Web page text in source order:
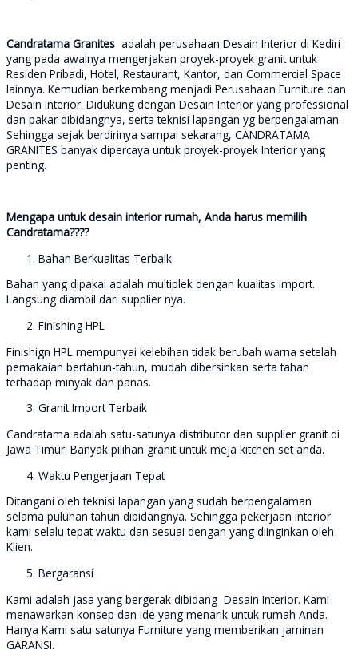
Candratama Granites adalah perusahaan Desain Interior di Kediri
yang pada awalnya mengerjakan proyek-proyek granit untuk
Residen Pribadi, Hotel, Restaurant, Kantor, dan Commercial Space
lainnya. Kemudian berkembang menjadi Perusahaan Furniture dan
Desain Interior. Didukung dengan Desain Interior yang professional
dan pakar dibidangnya, serta teknisi lapangan yg berpengalaman.
Sehingga sejak berdirinya sampai sekarang, CANDRATAMA
GRANITES banyak dipercaya untuk proyek-proyek Interior yang
penting.
Mengapa untuk desain interior rumah, Anda harus memilih
Candratama????
Bahan Berkualitas Terbaik
Bahan yang dipakai adalah multiplek dengan kualitas import.
Langsung diambil dari supplier nya.
Finishing HPL
Finishign HPL mempunyai kelebihan tidak berubah warna setelah
pemakaian bertahun-tahun, mudah dibersihkan serta tahan
terhadap minyak dan panas.
Granit Import Terbaik
Candratama adalah satu-satunya distributor dan supplier granit di
Jawa Timur. Banyak pilihan granit untuk meja kitchen set anda.
Waktu Pengerjaan Tepat
Ditangani oleh teknisi lapangan yang sudah berpengalaman
selama puluhan tahun dibidangnya. Sehingga pekerjaan interior
kami selalu tepat waktu dan sesuai dengan yang diinginkan oleh
Klien.
Bergaransi
Kami adalah jasa yang bergerak dibidang Desain Interior. Kami
menawarkan konsep dan ide yang menarik untuk rumah Anda.
Hanya Kami satu satunya Furniture yang memberikan jaminan
GARANSI.